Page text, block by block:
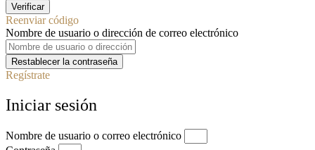
Verificar
Reenviar código
Nombre de usuario o dirección de correo electrónico
Restablecer la contraseña
Regístrate
Iniciar sesión
Nombre de usuario o correo electrónico